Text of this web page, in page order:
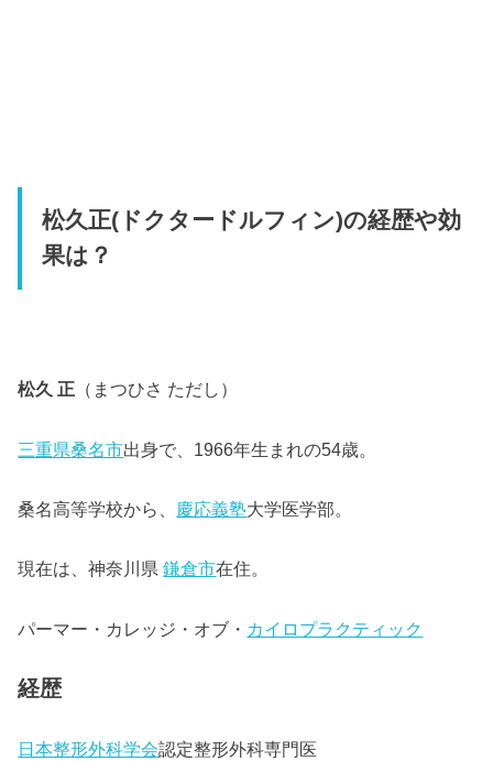
松久正(ドクタードルフィン)の経歴や効
果は？
松久 正 （まつひさ ただし）
三重県桑名市出身で、1966年生まれの54歳。
桑名高等学校から、 慶応義塾大学医学部。
現在は、神奈川県鎌倉市在住。
パーマー・カレッジ・オブ・ カイロプラクティック
経歴
日本整形外科学会認定整形外科専門医